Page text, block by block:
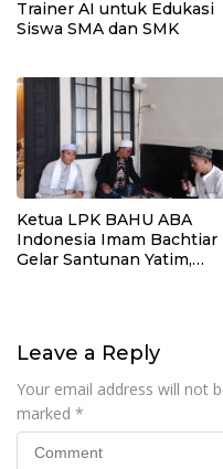
Trainer AI untuk Edukasi
Siswa SMA dan SMK
Ketua LPK BAHU ABA
Indonesia Imam Bachtiar
Gelar Santunan Yatim,
Leave a Reply
Your email address will not
marked *